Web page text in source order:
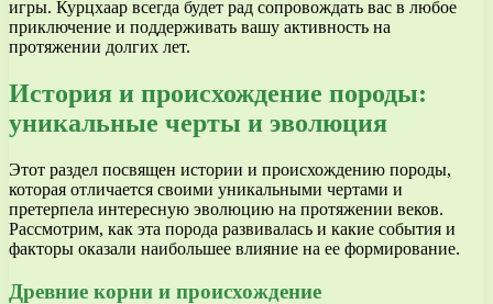
игры. Курцхаар всегда будет рад сопровождать вас в любое
приключение и поддерживать вашу активность на
протяжении долгих лет.
История и происхождение породы:
уникальные черты и эволюция
Этот раздел посвящен истории и происхождению породы,
которая отличается своими уникальными чертами и
претерпела интересную эволюцию на протяжении веков.
Рассмотрим, как эта порода развивалась и какие события и
факторы оказали наибольшее влияние на ее формирование.
Древние корни и происхождение